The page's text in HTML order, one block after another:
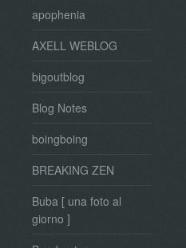
apophenia
AXELL WEBLOG
bigoutblog
Blog Notes
boingboing
BREAKING ZEN
Buba [ una foto al
giorno ]